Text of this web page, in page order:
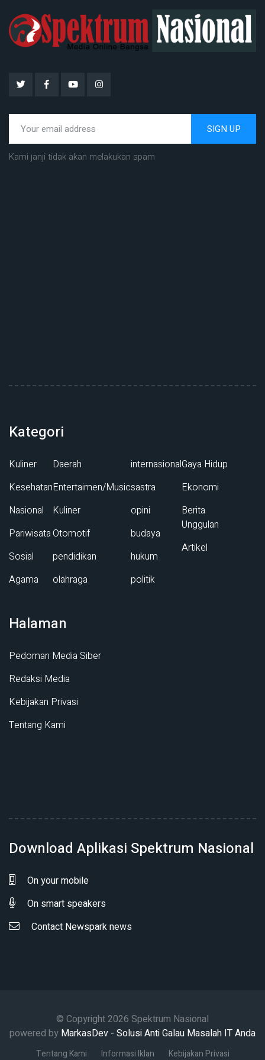
SIGN UP
Kami janji tidak akan melakukan spam
Kategori
Kuliner
Kesehatan
Nasional
Pariwisata
Sosial
Agama
Daerah
Entertaimen/Music
Kuliner
Otomotif
pendidikan
olahraga
internasional
sastra
opini
budaya
hukum
politik
Gaya Hidup
Ekonomi
Berita
Unggulan
Artikel
Halaman
Pedoman Media Siber
Redaksi Media
Kebijakan Privasi
Tentang Kami
Download Aplikasi Spektrum Nasional
On your mobile
On smart speakers
Contact Newspark news
© Copyright 2026 Spektrum Nasional
powered by MarkasDev - Solusi Anti Galau Masalah IT Anda
Tentang Kami Informasi Iklan
Kebijakan Privasi